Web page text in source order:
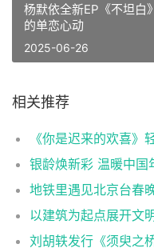
杨默依全新EP《不坦白
的单恋心动
2025-06-26
相关推荐